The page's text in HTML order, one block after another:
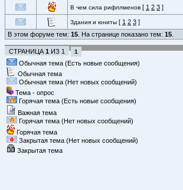
В чем сила рифллменов [ 1 2 3 ]
Здания и юниты [ 1 2 3 ]
В этом форуме тем: 15 . На странице показано тем: 15
СТРАНИЦА 1 ИЗ 1 1
Обычная тема (Есть новые сообщения)
Обычная тема
Обычная тема (Нет новых сообщений)
Тема - опрос
Горячая тема (Есть новые сообщения)
Важная тема
Горячая тема (Нет новых сообщений)
Горячая тема
Закрытая тема (Нет новых сообщений)
Закрытая тема